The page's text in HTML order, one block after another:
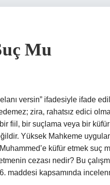
Mu
versin” ifadesiyle ifade
zira, rahatsız edici
fiil, bir suçlama veya bir küfür
Yüksek Mahkeme
küfür etmek suç
cezası nedir? Bu
maddesi kapsamında